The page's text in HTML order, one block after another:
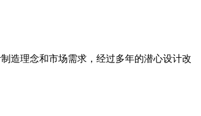
造理念和市场需求，经过多年的潜心设计改